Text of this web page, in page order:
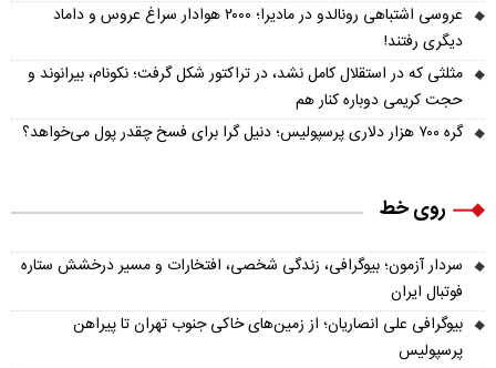
عروسی اشتباهی رونالدو در مادیرا؛ ۲۰۰۰ هوادار سراغ عروس و داماد
دیگری رفتند!
مثلثی که در استقلال کامل نشد، در تراکتور شکل گرفت؛ نکونام، بیرانوند و
حجت کریمی دوباره کنار هم
گره ۷۰۰ هزار دلاری پرسپولیس؛ دنیل گرا برای فسخ چقدر پول می‌خواهد؟
روی خط
سردار آزمون؛ بیوگرافی، زندگی شخصی، افتخارات و مسیر درخشش ستاره
فوتبال ایران
بیوگرافی علی انصاریان؛ از زمین‌های خاکی جنوب تهران تا پیراهن
پرسپولیس